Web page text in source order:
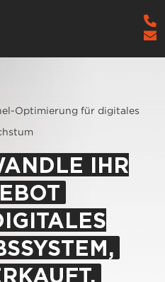
Optimierung für digitales
IHR